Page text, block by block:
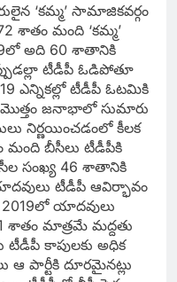
‘కమ్మ’ సామాజికవర్గం
శాతం మంది ‘కమ్మ’
అది 60 శాతానికి
టీడీపీ ఓడిపోతూ
ఎన్నికల్లో టీడీపీ ఓటమికి
మొత్తం జనాభాలో సుమారు
నిర్ణయించడంలో కీలక
మంది బీసీలు టీడీపీకి
సంఖ్య 46 శాతానికి
టీడీపీ ఆవిర్భావం
2019లో యాదవులు
శాతం మాత్రమే మద్దతు
టీడీపీ కాపులకు అధిక
పార్టీకి దూరమైనట్లు